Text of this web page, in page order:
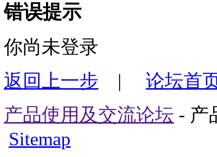
错误提示
你尚未登录
返回上一步 | 论坛首
产品使用及交流论坛 - 产
Sitemap